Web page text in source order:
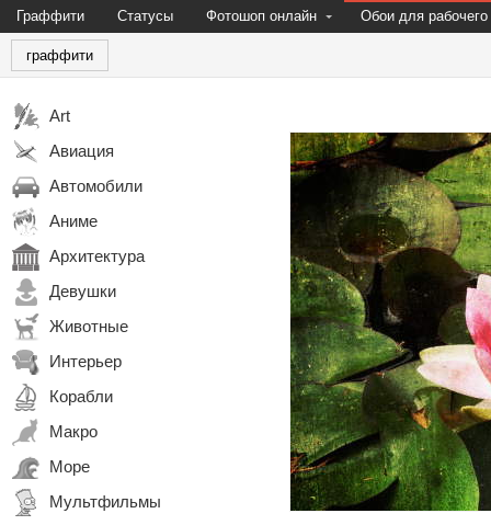
Граффити Статусы Фотошоп онлайн Обои для рабочего
граффити
Art
Авиация
Автомобили
Аниме
Архитектура
Девушки
Животные
Интерьер
Корабли
Макро
Море
Мультфильмы